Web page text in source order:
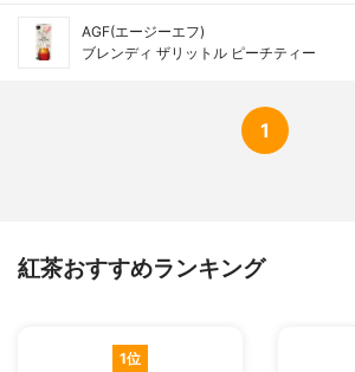
AGF(エージーエフ)
ブレンディ ザリットル ピーチティー
1
紅茶おすすめランキング
1位